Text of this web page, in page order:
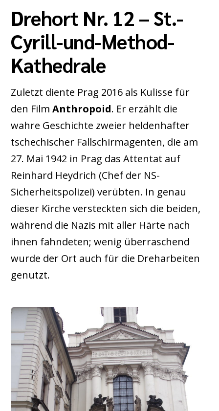
Drehort Nr. 12 – St.-
Cyrill-und-Method-
Kathedrale
Zuletzt diente Prag 2016 als Kulisse für
den FilmAnthropoid. Er erzählt die
wahre Geschichte zweier heldenhafter
tschechischer Fallschirmagenten, die am
27. Mai 1942 in Prag das Attentat auf
Reinhard Heydrich (Chef der NS-
Sicherheitspolizei) verübten. In genau
dieser Kirche versteckten sich die beiden,
während die Nazis mit aller Härte nach
ihnen fahndeten; wenig überraschend
wurde der Ort auch für die Dreharbeiten
genutzt.